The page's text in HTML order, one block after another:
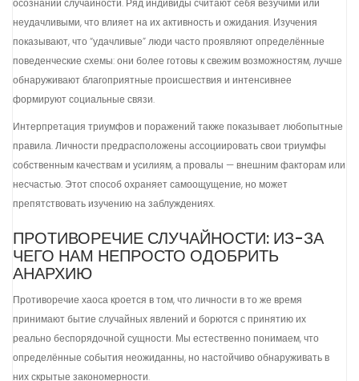
осознании случайности. Ряд индивиды считают себя везучими или
неудачливыми, что влияет на их активность и ожидания. Изучения
показывают, что “удачливые” люди часто проявляют определённые
поведенческие схемы: они более готовы к свежим возможностям, лучше
обнаруживают благоприятные происшествия и интенсивнее
формируют социальные связи.
Интерпретация триумфов и поражений также показывает любопытные
правила. Личности предрасположены ассоциировать свои триумфы
собственным качествам и усилиям, а провалы — внешним факторам или
несчастью. Этот способ охраняет самоощущение, но может
препятствовать изучению на заблуждениях.
ПРОТИВОРЕЧИЕ СЛУЧАЙНОСТИ: ИЗ-ЗА
ЧЕГО НАМ НЕПРОСТО ОДОБРИТЬ
АНАРХИЮ
Противоречие хаоса кроется в том, что личности в то же время
принимают бытие случайных явлений и борются с принятию их
реально беспорядочной сущности. Мы естественно понимаем, что
определённые события неожиданны, но настойчиво обнаруживать в
них скрытые закономерности.